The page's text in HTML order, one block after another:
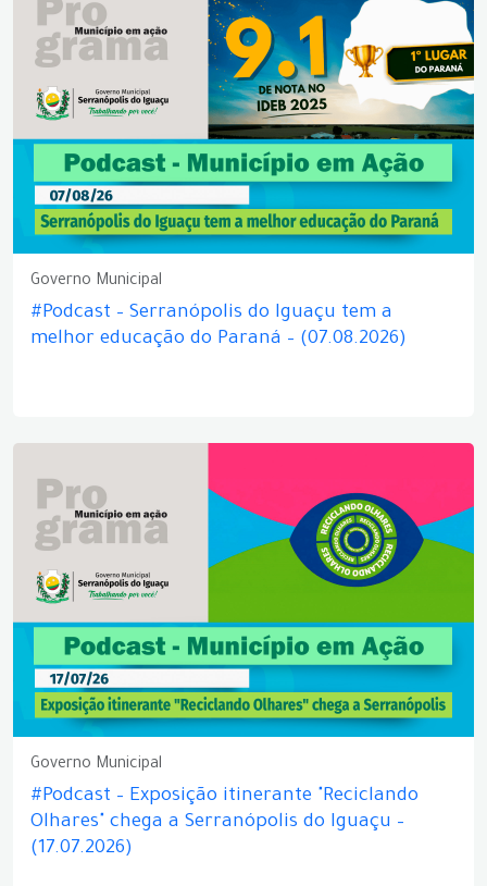
Governo Municipal
#Podcast – Serranópolis do Iguaçu tem a
melhor educação do Paraná – (07.08.2026)
Governo Municipal
#Podcast – Exposição itinerante "Reciclando
Olhares" chega a Serranópolis do Iguaçu –
(17.07.2026)